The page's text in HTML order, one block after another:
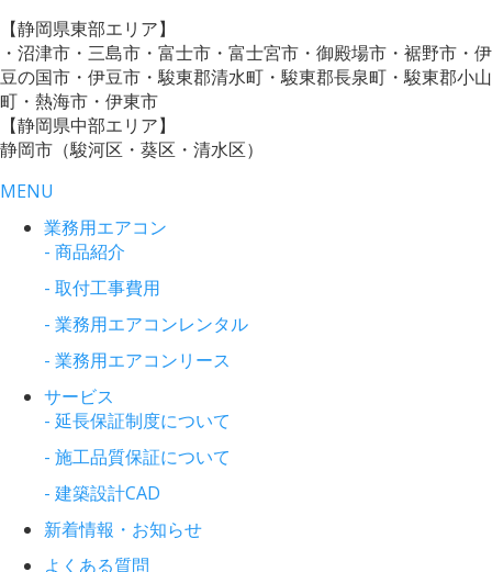
【静岡県東部エリア】
・沼津市・三島市・富士市・富士宮市・御殿場市・裾野市・伊
豆の国市・伊豆市・駿東郡清水町・駿東郡長泉町・駿東郡小山
町・熱海市・伊東市
【静岡県中部エリア】
静岡市（駿河区・葵区・清水区）
MENU
業務用エアコン
- 商品紹介
- 取付工事費用
- 業務用エアコンレンタル
- 業務用エアコンリース
サービス
- 延長保証制度について
- 施工品質保証について
- 建築設計CAD
新着情報・お知らせ
よくある質問